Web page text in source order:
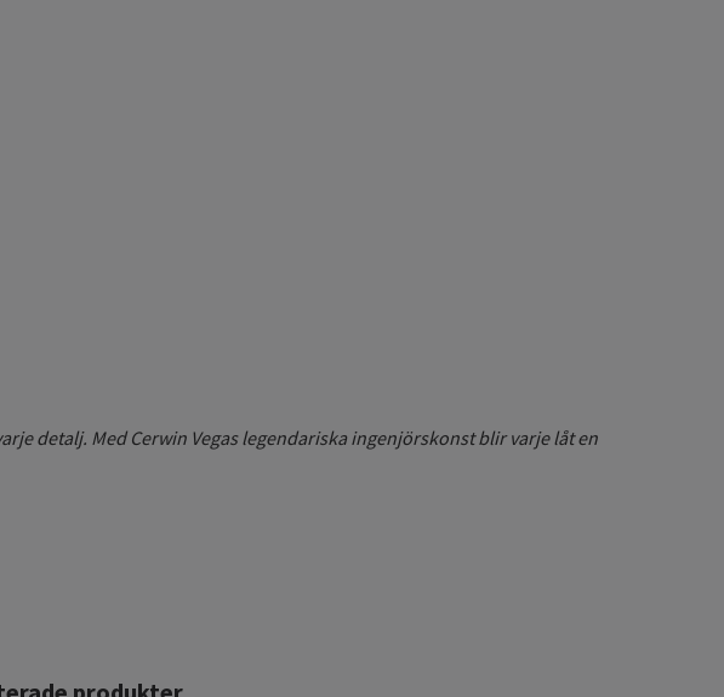
detalj. Med Cerwin Vegas legendariska ingenjörskonst blir varje låt en